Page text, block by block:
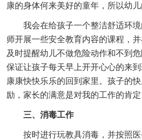
康的身体何来美好的童年，所以幼儿
我会在给孩子一个整洁舒适环
师开展一些安全教育内容的课程，
及时提醒幼儿不做危险动作和不到
保证让孩子每天早上开开心心的来
康康快快乐乐的回到家里。孩子的
励，家长的满意是对我的工作的肯定
三、消毒工作
按时进行玩教具消毒，并按照